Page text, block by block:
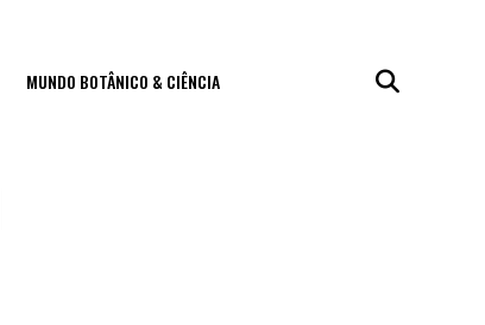
MUNDO BOTÂNICO & CIÊNCIA